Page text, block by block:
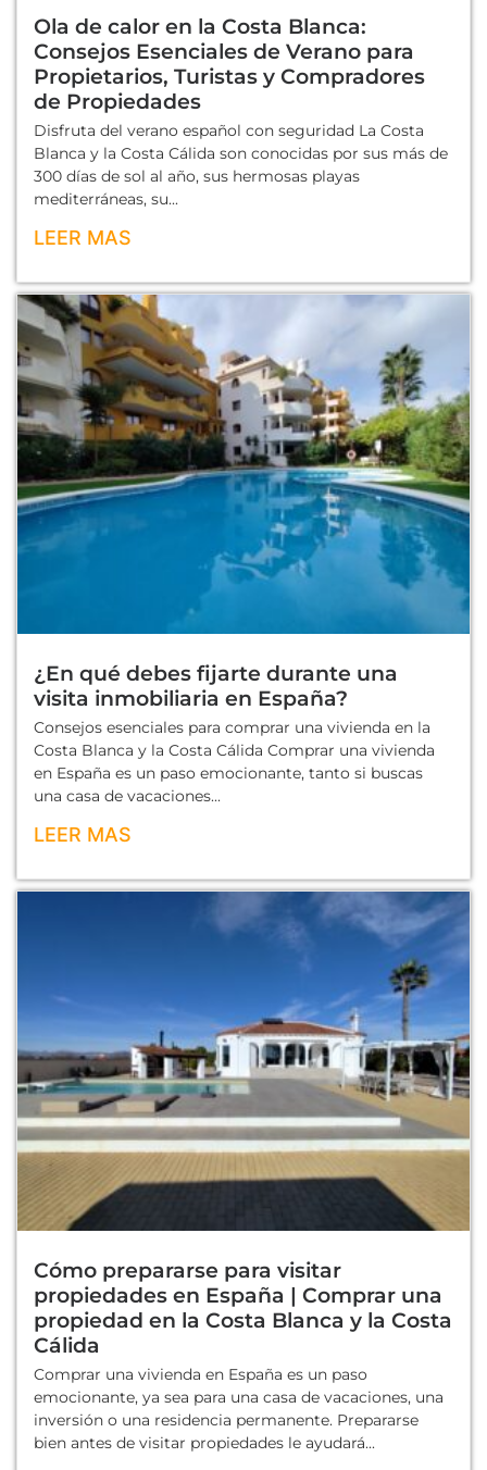
Ola de calor en la Costa Blanca:
Consejos Esenciales de Verano para
Propietarios, Turistas y Compradores
de Propiedades
Disfruta del verano español con seguridad La Costa
Blanca y la Costa Cálida son conocidas por sus más de
300 días de sol al año, sus hermosas playas
mediterráneas, su...
LEER MAS
¿En qué debes fijarte durante una
visita inmobiliaria en España?
Consejos esenciales para comprar una vivienda en la
Costa Blanca y la Costa Cálida Comprar una vivienda
en España es un paso emocionante, tanto si buscas
una casa de vacaciones...
LEER MAS
Cómo prepararse para visitar
propiedades en España | Comprar una
propiedad en la Costa Blanca y la Costa
Cálida
Comprar una vivienda en España es un paso
emocionante, ya sea para una casa de vacaciones, una
inversión o una residencia permanente. Prepararse
bien antes de visitar propiedades le ayudará...